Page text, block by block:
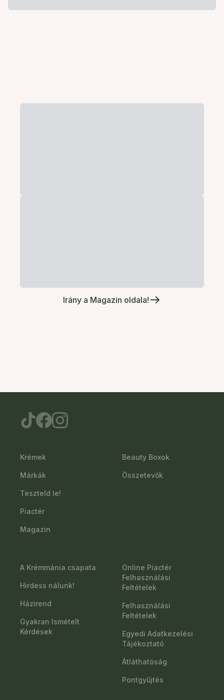
Irány a Magazin oldala!
Krémek
Márkák
Teszteld le!
Piactér
Magazin
Beauty Boxok
Összetevők
A Krémmánia csapata
Hirdess nálunk!
Házirend
Gyakran Ismételt
Kérdések
Online Piactér
Felhasználási
Feltételek
Felhasználási
Feltételek
Egyedi Adatkezelési
Tájékoztató
Átláthatóság
Pontgyűjtés